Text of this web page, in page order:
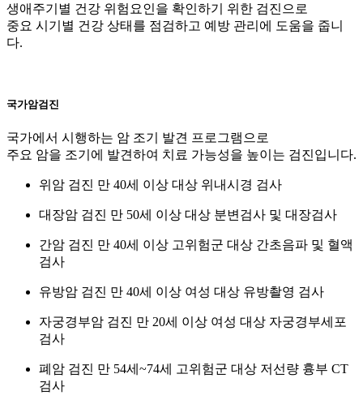
생애주기별 건강 위험요인을 확인하기 위한 검진으로
중요 시기별 건강 상태를 점검하고 예방 관리에 도움을 줍니
다.
국가암검진
국가에서 시행하는 암 조기 발견 프로그램으로
주요 암을 조기에 발견하여 치료 가능성을 높이는 검진입니다.
위암 검진 만 40세 이상 대상 위내시경 검사
대장암 검진 만 50세 이상 대상 분변검사 및 대장검사
간암 검진 만 40세 이상 고위험군 대상 간초음파 및 혈액
검사
유방암 검진 만 40세 이상 여성 대상 유방촬영 검사
자궁경부암 검진 만 20세 이상 여성 대상 자궁경부세포
검사
폐암 검진 만 54세~74세 고위험군 대상 저선량 흉부 CT
검사